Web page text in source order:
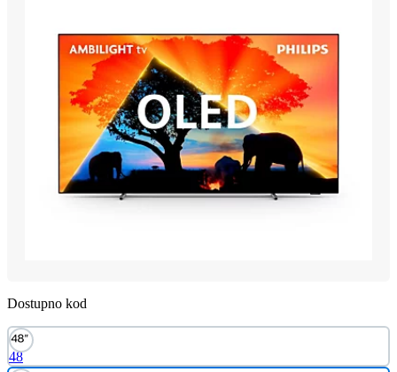
Dostupno kod
48